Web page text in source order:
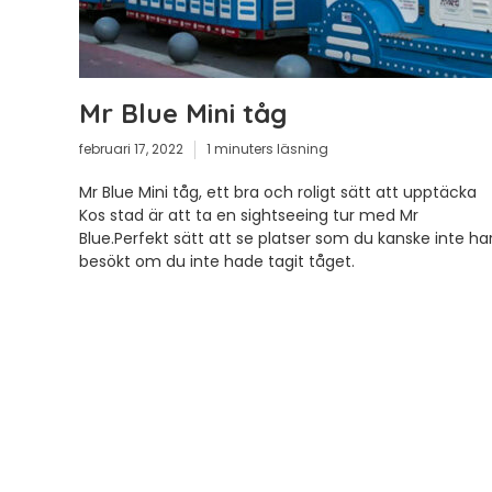
Mr Blue Mini tåg
februari 17, 2022 1 minuters läsning
Mr Blue Mini tåg, ett bra och roligt sätt att upptäcka
Kos stad är att ta en sightseeing tur med Mr
Blue.Perfekt sätt att se platser som du kanske inte
besökt om du inte hade tagit tåget.